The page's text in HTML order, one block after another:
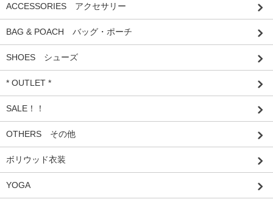
ACCESSORIES アクセサリー
BAG & POACH バッグ・ポーチ
SHOES シューズ
* OUTLET *
SALE！！
OTHERS その他
ボリウッド衣装
YOGA